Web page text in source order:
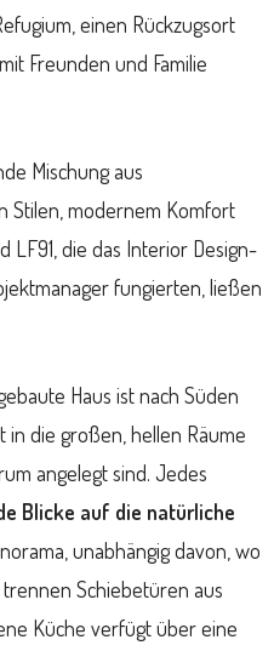
einen Rückzugsort
Freunden und Familie
Mischung aus
Stilen, modernem Komfort
LF91, die das Interior Design-
fungierten, ließen
Haus ist nach Süden
in die großen, hellen Räume
angelegt sind. Jedes
Blicke auf die natürliche
unabhängig davon, wo
Schiebetüren aus
Küche verfügt über eine